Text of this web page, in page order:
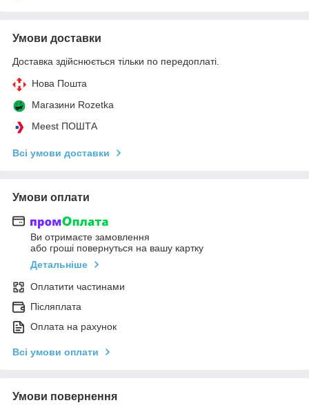
Умови доставки
Доставка здійснюється тільки по передоплаті.
Нова Пошта
Магазини Rozetka
Meest ПОШТА
Всі умови доставки
Умови оплати
Ви отримаєте замовлення
або гроші повернуться на вашу картку
Детальніше
Оплатити частинами
Післяплата
Оплата на рахунок
Всі умови оплати
Умови повернення